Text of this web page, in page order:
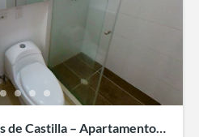
de Castilla – Apartamento